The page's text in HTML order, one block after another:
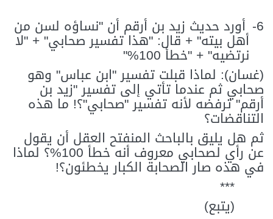
6- أورد حديث زيد بن أرقم أن "نساؤه لسن من
أهل بيته" + قال: "هذا تفسير صحابي" + "لا
نرتضيه" + "خطأ 100%"
(غسان): لماذا قبلت تفسير "ابن عباس" وهو
صحابي ثم عندما تأتي إلى تفسير "زيد بن
أرقم" ترفضه لأنه تفسير "صحابي"؟! ما هذه
التناقضات؟
ثم هل يليق بالباحث المنفتح العقل أن يقول
عن رأي لصحابي معروف أنه خطأ 100%؟ لماذا
في هذه صار الصحابة الكبار يخطئون؟!
***
(يتبع)